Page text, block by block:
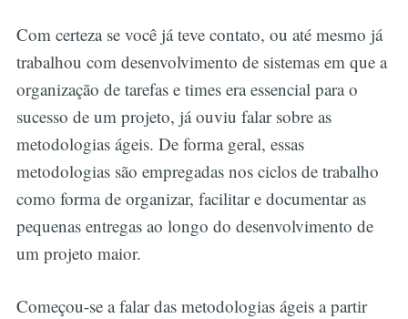
Com certeza se você já teve contato, ou até mesmo já
trabalhou com desenvolvimento de sistemas em que a
organização de tarefas e times era essencial para o
sucesso de um projeto, já ouviu falar sobre as
metodologias ágeis. De forma geral, essas
metodologias são empregadas nos ciclos de trabalho
como forma de organizar, facilitar e documentar as
pequenas entregas ao longo do desenvolvimento de
um projeto maior.
Começou-se a falar das metodologias ágeis a partir